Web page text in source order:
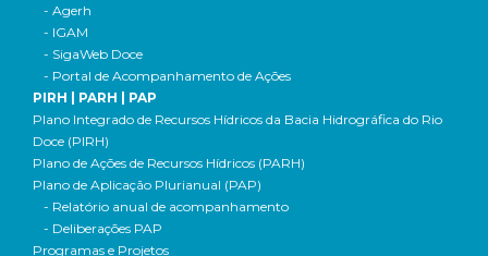
- Agerh
- IGAM
- SigaWeb Doce
- Portal de Acompanhamento de Ações
PIRH | PARH | PAP
Plano Integrado de Recursos Hídricos da Bacia Hidrográfica do Rio
Doce (PIRH)
Plano de Ações de Recursos Hídricos (PARH)
Plano de Aplicação Plurianual (PAP)
- Relatório anual de acompanhamento
- Deliberações PAP
Programas e Projetos